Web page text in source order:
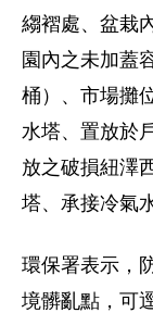
縐褶處、盆栽
園內之未加蓋
桶）、市場攤
水塔、置放於
放之破損紐澤
塔、承接冷氣
環保署表示，
境髒亂點，可